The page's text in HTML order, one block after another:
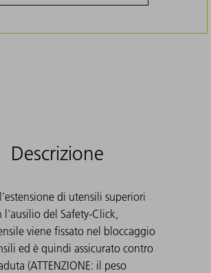
Descrizione
di utensili superiori
l'ausilio del Safety-Click,
viene fissato nel bloccaggio
ed è quindi assicurato contro
(ATTENZIONE: il peso